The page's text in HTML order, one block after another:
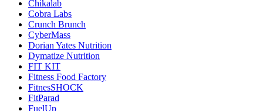
Chikalab
Cobra Labs
Crunch Brunch
CyberMass
Dorian Yates Nutrition
Dymatize Nutrition
FIT KIT
Fitness Food Factory
FitnesSHOCK
FitParad
FuelUp